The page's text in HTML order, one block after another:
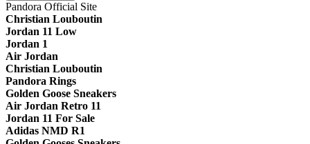
Pandora Official Site
Christian Louboutin
Jordan 11 Low
Jordan 1
Air Jordan
Christian Louboutin
Pandora Rings
Golden Goose Sneakers
Air Jordan Retro 11
Jordan 11 For Sale
Adidas NMD R1